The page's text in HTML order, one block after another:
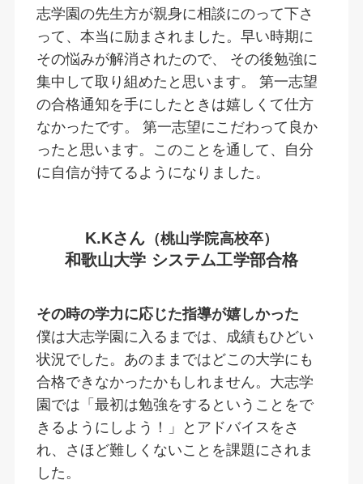
志学園の先生方が親身に相談にのって下さ
って、本当に励まされました。早い時期に
その悩みが解消されたので、 その後勉強に
集中して取り組めたと思います。 第一志望
の合格通知を手にしたときは嬉しくて仕方
なかったです。 第一志望にこだわって良か
ったと思います。このことを通して、自分
に自信が持てるようになりました。
K.Kさん （桃山学院高校卒）
和歌山大学 システム工学部合格
その時の学力に応じた指導が嬉しかった
僕は大志学園に入るまでは、成績もひどい
状況でした。あのままではどこの大学にも
合格できなかったかもしれません。大志学
園では「最初は勉強をするということをで
きるようにしよう！」とアドバイスをさ
れ、さほど難しくないことを課題にされま
した。